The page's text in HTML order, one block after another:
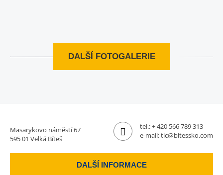
DALŠÍ FOTOGALERIE
Masarykovo náměstí 67
595 01 Velká Bíteš
tel.:+ 420 566 789 313
e-mail:tic@bitessko.com
DALŠÍ INFORMACE